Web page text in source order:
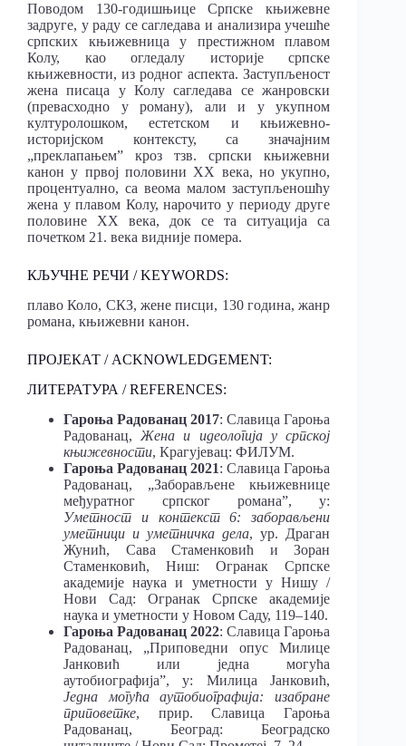
Поводом 130-годишњице Српске књижевне
задруге, у раду се сагледава и анализира учешће
српских књижевница у престижном плавом
Колу, као огледалу историје српске
књижевности, из родног аспекта. Заступљеност
жена писаца у Колу сагледава се жанровски
(превасходно у роману), али и у укупном
културолошком, естетском и књижевно-
историјском контексту, са значајним
„преклапањем” кроз тзв. српски књижевни
канон у првој половини ХХ века, но укупно,
процентуално, са веома малом заступљеношћу
жена у плавом Колу, нарочито у периоду друге
половине ХХ века, док се та ситуација са
почетком 21. века видније помера.
КЉУЧНЕ РЕЧИ / KEYWORDS:
плаво Коло, СКЗ, жене писци, 130 година, жанр
романа, књижевни канон.
ПРОЈЕКАТ / ACKNOWLEDGEMENT:
ЛИТЕРАТУРА / REFERENCES:
Гароња Радованац 2017: Славица Гароња
Радованац, Жена и идеологија у српској
књижевности, Крагујевац: ФИЛУМ.
Гароња Радованац 2021: Славица Гароња
Радованац, „Заборављене књижевнице
међуратног српског романа”, у:
Уметност и контекст
6:
заборављени
уметници и уметничка дела, ур. Драган
Жунић, Сава Стаменковић и Зоран
Стаменковић, Ниш: Огранак Српскe
академијe наука и уметности у Нишу /
Нови Сад: Огранак Српскe академијe
наука и уметности у Новом Саду, 119–140.
Гароња Радованац 2022: Славица Гароња
Радованац, „Приповедни опус Милице
Јанковић или једна могућа
аутобиографија”, у: Милица Јанковић,
Једна могућа аутобиографија: изабране
приповетке, прир. Славица Гароња
Радованац, Београд: Београдско